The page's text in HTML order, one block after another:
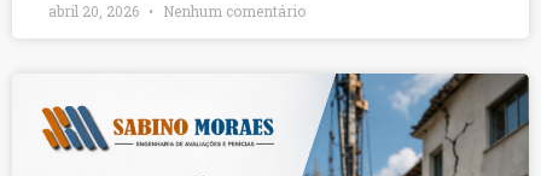
abril 20, 2026 Nenhum comentário